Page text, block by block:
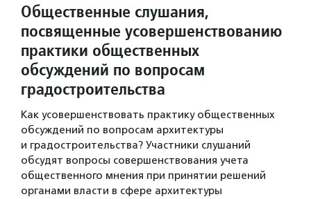
Общественные слушания,
посвященные усовершенствованию
практики общественных
обсуждений по вопросам
градостроительства
Как усовершенствовать практику общественных
обсуждений по вопросам архитектуры
и градостроительства? Участники слушаний
обсудят вопросы совершенствования учета
общественного мнения при принятии решений
органами власти в сфере архитектуры